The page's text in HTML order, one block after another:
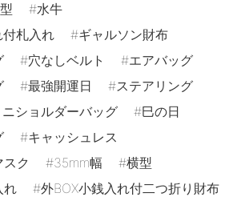
水牛
付札入れ
ギャルソン財布
穴なしベルト
エアバッグ
最強開運日
ステアリング
ニショルダーバッグ
巳の日
キャッシュレス
ク
35mm幅
横型
れ
外BOX小銭入れ付二つ折り財布